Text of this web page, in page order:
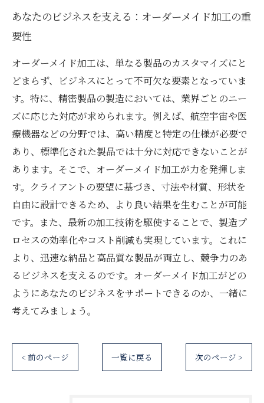
あなたのビジネスを支える：オーダーメイド加工の重
要性
オーダーメイド加工は、単なる製品のカスタマイズにと
どまらず、ビジネスにとって不可欠な要素となっていま
す。特に、精密製品の製造においては、業界ごとのニー
ズに応じた対応が求められます。例えば、航空宇宙や医
療機器などの分野では、高い精度と特定の仕様が必要で
あり、標準化された製品では十分に対応できないことが
あります。そこで、オーダーメイド加工が力を発揮しま
す。クライアントの要望に基づき、寸法や材質、形状を
自由に設計できるため、より良い結果を生むことが可能
です。また、最新の加工技術を駆使することで、製造プ
ロセスの効率化やコスト削減も実現しています。これに
より、迅速な納品と高品質な製品が両立し、競争力のあ
るビジネスを支えるのです。オーダーメイド加工がどの
ようにあなたのビジネスをサポートできるのか、一緒に
考えてみましょう。
< 前のページ 一覧に戻る 次のページ >